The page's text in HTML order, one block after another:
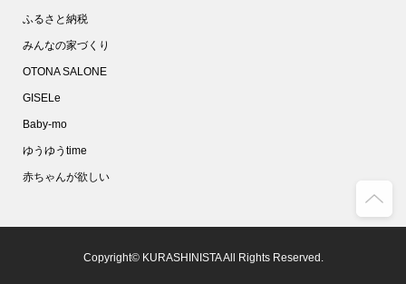
ふるさと納税
みんなの家づくり
OTONA SALONE
GISELe
Baby-mo
ゆうゆうtime
赤ちゃんが欲しい
Copyright© KURASHINISTA All Rights Reserved.